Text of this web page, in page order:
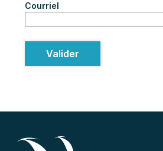
Courriel
Valider